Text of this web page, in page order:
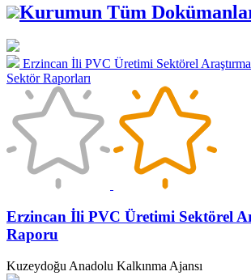
Kurumun Tüm
Erzincan İli PVC Üretimi Sektörel
Sektör Raporları
Erzincan İli PVC Üretimi Sektörel
Raporu
Kuzeydoğu Anadolu Kalkınma Ajansı